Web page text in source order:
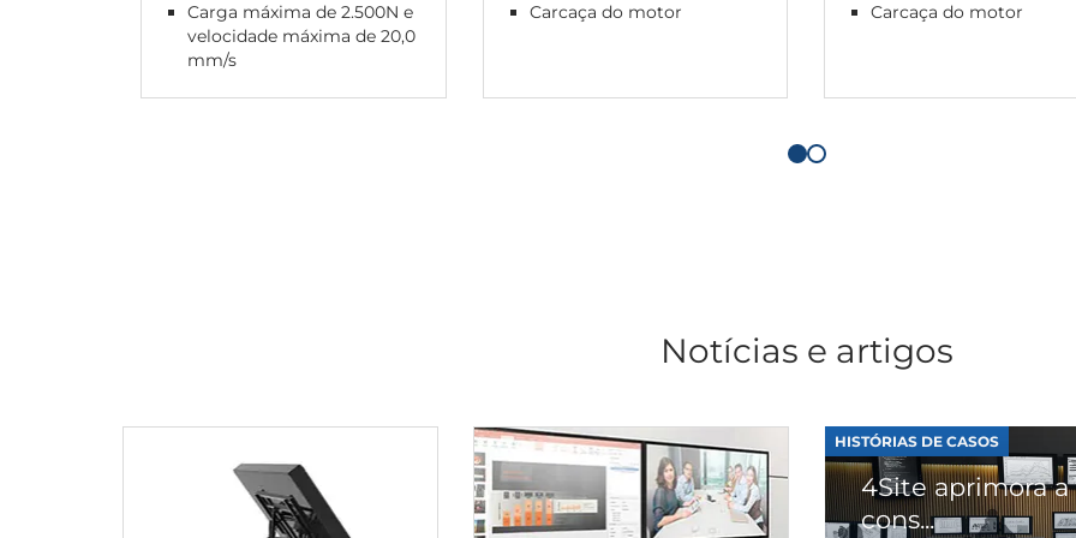
Carga máxima de 2.500N e
velocidade máxima de 20,0
mm/s
Carcaça do motor
Carcaça do motor
Notícias e artigos
HISTÓRIAS DE CASOS
4Site aprimora
cons...